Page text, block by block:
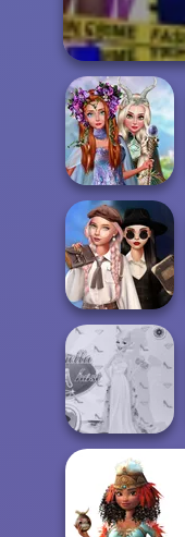
Princesses
Fantasy
Makeover
Wednesday's
Breakup
Handbook
Princess Gala
Host